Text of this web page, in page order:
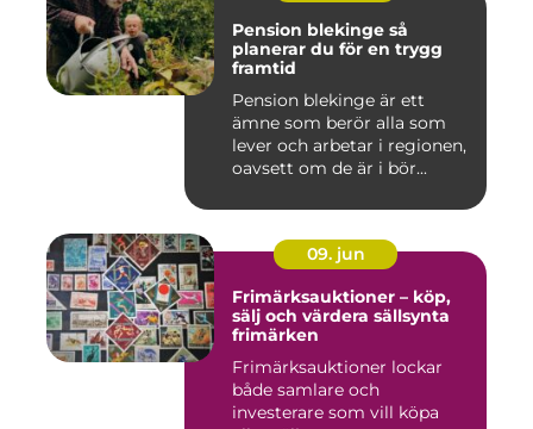
Pension blekinge så
planerar du för en trygg
framtid
Pension blekinge är ett
ämne som berör alla som
lever och arbetar i regionen,
oavsett om de är i bör...
09. jun
Frimärksauktioner – köp,
sälj och värdera sällsynta
frimärken
Frimärksauktioner lockar
både samlare och
investerare som vill köpa